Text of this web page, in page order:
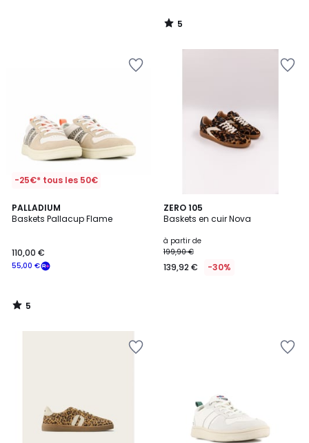
5
/
-25€* tous les 50€
PALLADIUM
Baskets Pallacup Flame
55,00 €
110,00 €
5
/
5
/
ZERO 105
Baskets en cuir Nova
à partir de
199,90 €
139,92 € -30%